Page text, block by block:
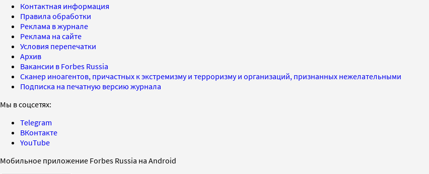
Контактная информация
Правила обработки
Реклама в журнале
Реклама на сайте
Условия перепечатки
Архив
Вакансии в Forbes Russia
Сканер иноагентов, причастных к экстремизму и терроризму и организаций, признанных нежелательными
Подписка на печатную версию журнала
Мы в соцсетях:
Telegram
ВКонтакте
YouTube
Мобильное приложение Forbes Russia на Android